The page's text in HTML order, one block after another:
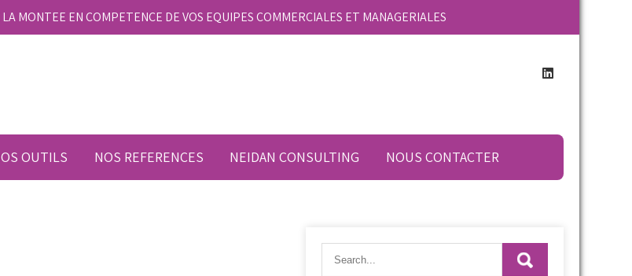
MONTEE EN COMPETENCE DE VOS EQUIPES COMMERCIALES ET MANAGERIALES
OUTILS NOS REFERENCES NEIDAN CONSULTING NOUS CONTACTER